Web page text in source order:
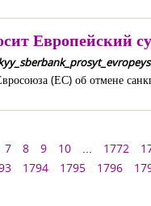
Европейский
(ЕС) об отмене
7 8 9 10 ... 1772
1794 1795 1796